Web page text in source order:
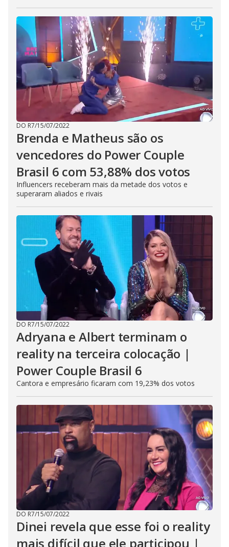
DO R7/15/07/2022
Brenda e Matheus são os
vencedores do Power Couple
Brasil 6 com 53,88% dos votos
Influencers receberam mais da metade dos votos e
superaram aliados e rivais
DO R7/15/07/2022
Adryana e Albert terminam o
reality na terceira colocação |
Power Couple Brasil 6
Cantora e empresário ficaram com 19,23% dos votos
DO R7/15/07/2022
Dinei revela que esse foi o reality
mais difícil que ele participou |